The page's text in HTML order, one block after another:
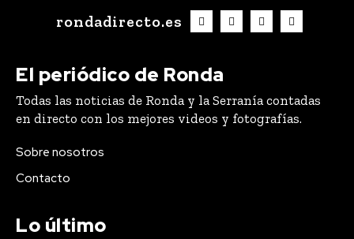
rondadirecto.es
El periódico de Ronda
Todas las noticias de Ronda y la Serranía contadas
en directo con los mejores videos y fotografías.
Sobre nosotros
Contacto
Lo último